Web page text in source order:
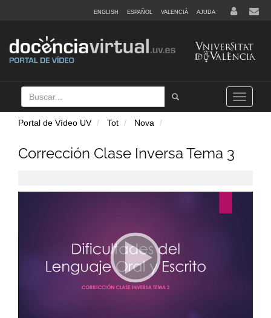
ENGLISH ESPAÑOL VALENCIÀ AJUDA
Buscar
Tramet
Toggle
navigation
Portal de Vídeo UV Tot Nova
Corrección Clase Inversa Tema 3